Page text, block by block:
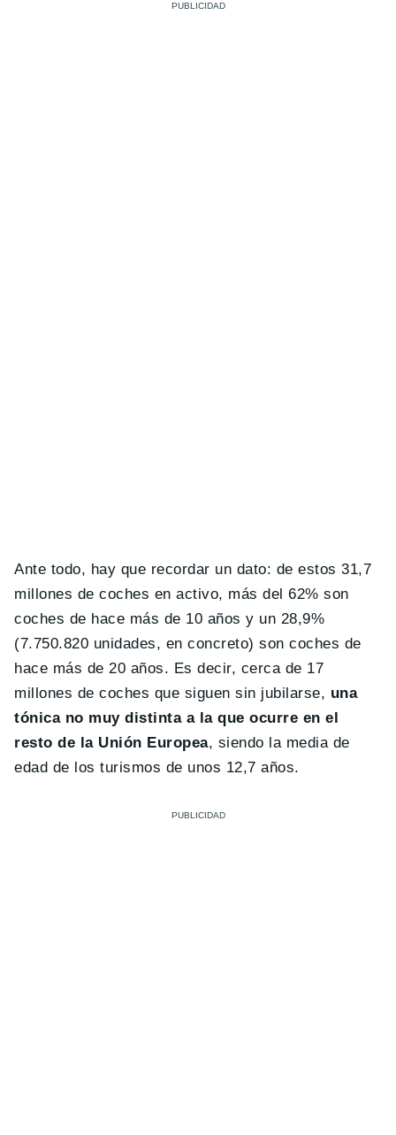
Ante todo, hay que recordar un dato: de estos 31,7
millones de coches en activo, más del 62% son
coches de hace más de 10 años y un 28,9%
(7.750.820 unidades, en concreto) son coches de
hace más de 20 años. Es decir, cerca de 17
millones de coches que siguen sin jubilarse, una
tónica no muy distinta a la que ocurre en el
resto de la Unión Europea, siendo la media de
edad de los turismos de unos 12,7 años.